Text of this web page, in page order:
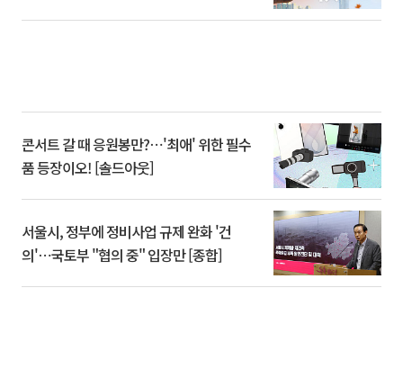
콘서트 갈 때 응원봉만?⋯'최애' 위한 필수
품 등장이오! [솔드아웃]
서울시, 정부에 정비사업 규제 완화 '건
의'⋯국토부 "협의 중" 입장만 [종합]